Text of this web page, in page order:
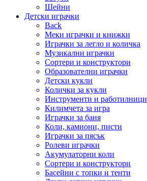
Шейни
Детски играчки
Back
Меки играчки и книжки
Играчки за легло и количка
Музикални играчки
Сортери и конструктори
Образователни играчки
Детски кукли
Колички за кукли
Инструменти и работилници
Килимчета за игра
Играчки за баня
Коли, камиони, писти
Играчки за пясък
Ролеви играчки
Акумулаторни коли
Сортери и конструктори
Басейни с топки и тенти